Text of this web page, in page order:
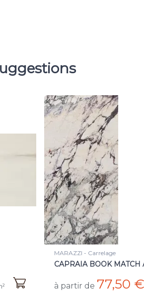
MARAZZI - Carrelage
GOLDEN WHITE LUX/